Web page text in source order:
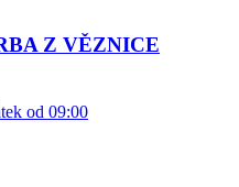
Z VĚZNICE
od 09:00